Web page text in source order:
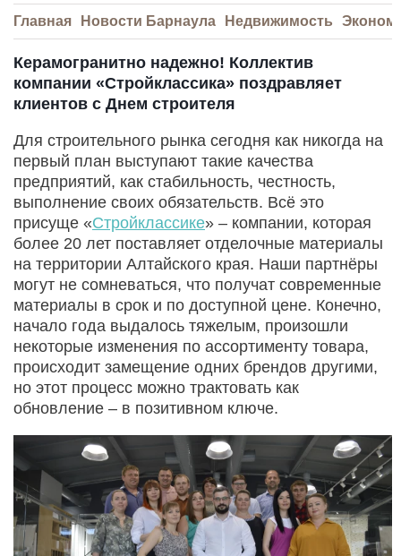
Главная Новости Барнаула Недвижимость
Керамогранитно надежно! Коллектив
компании «Стройклассика» поздравляет
клиентов с Днем строителя
Для строительного рынка сегодня как никогда на
первый план выступают такие качества
предприятий, как стабильность, честность,
выполнение своих обязательств. Всё это
присуще «Стройклассике» – компании, которая
более 20 лет поставляет отделочные материалы
на территории Алтайского края. Наши партнёры
могут не сомневаться, что получат современные
материалы в срок и по доступной цене. Конечно,
начало года выдалось тяжелым, произошли
некоторые изменения по ассортименту товара,
происходит замещение одних брендов другими,
но этот процесс можно трактовать как
обновление – в позитивном ключе.